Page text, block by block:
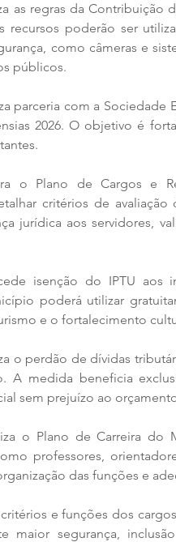
as regras da
recursos poderão ser
como câmeras e
públicos.
parceria com a Sociedade
2026. O objetivo é
o Plano de Cargos e
critérios de
jurídica aos servidores,
isenção do IPTU aos
poderá utilizar
e o fortalecimento
o perdão de dívidas
A medida beneficia
sem prejuízo ao
o Plano de Carreira do
professores,
das funções e
critérios e funções dos
maior segurança,